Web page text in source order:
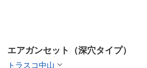
エアガンセット（深穴タイプ）
トラスコ中山